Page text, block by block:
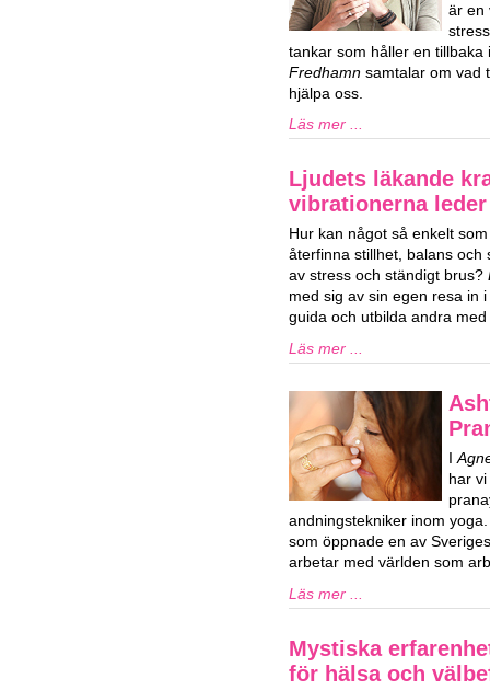
är en
tankar som håller en tillbaka
Fredhamn samtalar om vad
hjälpa oss.
Läs mer ...
Ljudets läkande
vibrationerna
Hur kan något så enkelt
återfinna stillhet, balans och
av stress och ständigt brus?
med sig av sin egen resa in
guida och utbilda andra
Läs mer ...
I
har
andningstekniker inom
som öppnade en av
arbetar med världen som
Läs mer ...
Mystiska
för hälsa och